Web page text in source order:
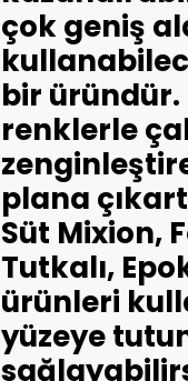
çok geniş
bir üründür.
renklerle
plana
Süt Mixion,
Tutkalı,
ürünleri
yüzeye